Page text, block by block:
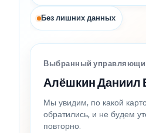
Без лишних данных
Выбранный
Алёшкин Даниил
Мы увидим, по какой
обратились, и не будем
повторно.